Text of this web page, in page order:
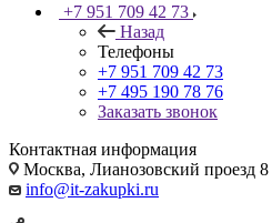
+7 951 709 42 73
Назад
Телефоны
+7 951 709 42 73
+7 495 190 78 76
Заказать звонок
Контактная информация
Москва, Лианозовский проезд 8
info@it-zakupki.ru